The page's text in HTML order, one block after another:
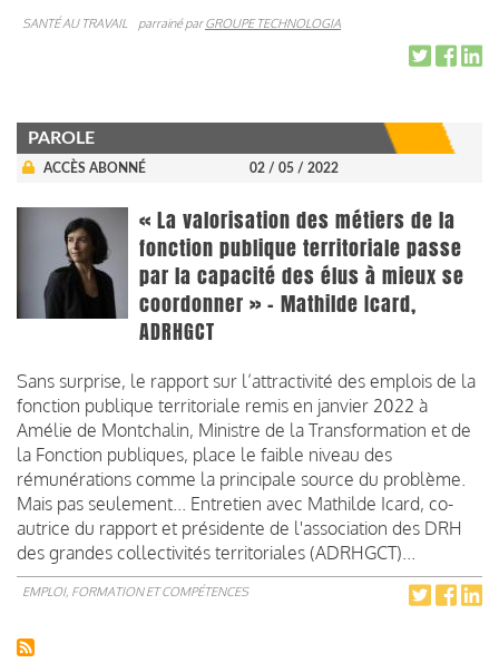
SANTÉ AU TRAVAIL
parrainé parGROUPE TECHNOLOGIA
PAROLE
ACCÈS ABONNÉ 02 / 05 / 2022
« La valorisation des métiers de la
fonction publique territoriale passe
par la capacité des élus à mieux se
coordonner » - Mathilde Icard,
ADRHGCT
Sans surprise, le rapport sur l’attractivité des emplois de la
fonction publique territoriale remis en janvier 2022 à
Amélie de Montchalin, Ministre de la Transformation et de
la Fonction publiques, place le faible niveau des
rémunérations comme la principale source du problème.
Mais pas seulement... Entretien avec Mathilde Icard, co-
autrice du rapport et présidente de l'association des DRH
des grandes collectivités territoriales (ADRHGCT)...
EMPLOI, FORMATION ET COMPÉTENCES